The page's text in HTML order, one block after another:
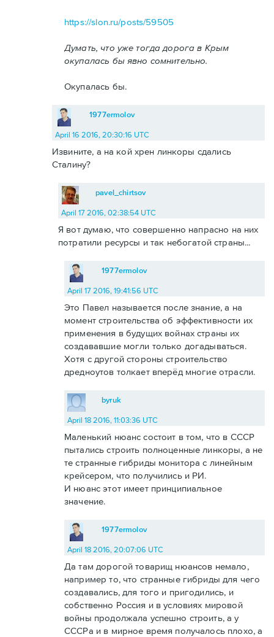
https://slon.ru/posts/59505
Думать, что уже тогда дорога в Крым
окупалась бы явно сомнительно.
Окупалась бы.
1977ermolov
April 16 2016, 20:30:16 UTC
Извините, а на кой хрен линкоры сдались
Сталину?
pavel_chirtsov
April 17 2016, 02:38:54 UTC
Я вот думаю, что совершенно напрасно на них
потратили ресурсы и так небогатой страны...
1977ermolov
April 17 2016, 19:41:56 UTC
Это Павел называется после знание, а на
момент строительства об эффективности их
применения в будущих войнах страны их
создававшие могли только догадываться.
Хотя с другой стороны строительство
дредноутов толкает вперёд многие отрасли.
byruk
April 18 2016, 11:03:36 UTC
Маленький нюанс состоит в том, что в СССР
пытались строить полноценные линкоры, а не
те странные гибриды монитора с линейным
крейсером, что получились и РИ.
И нюанс этот имеет принципиальное
значение.
1977ermolov
April 18 2016, 20:07:06 UTC
Да там дорогой товарищ нюансов немало,
например то, что странные гибриды для чего
создавались, для того и пригодились, и
собственно Россия и в условиях мировой
войны продолжала успешно строить, а у
СССРа и в мирное время получалось плохо, а